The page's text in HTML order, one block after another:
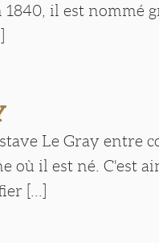
il est nommé
Le Gray entre
où il est né. C'est
[...]